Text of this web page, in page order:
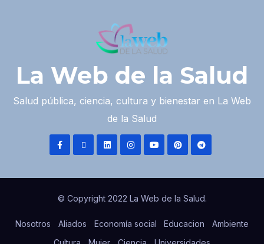
La Web de la Salud
Salud pública, ciencia, cultura y bienestar en La Web
de la Salud
© Copyright 2022 La Web de la Salud.
Nosotros Aliados Economía social Educacion
Ambiente